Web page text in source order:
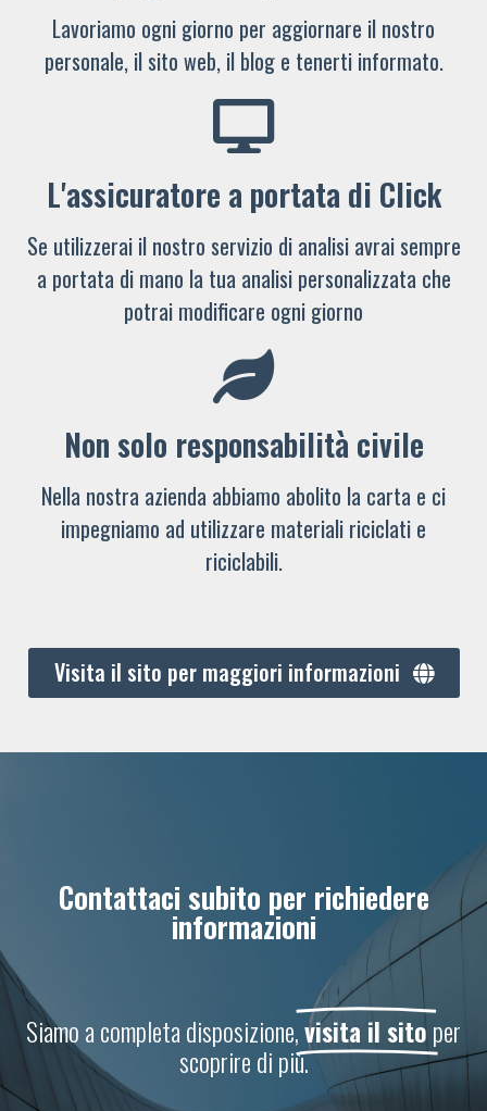
Lavoriamo ogni giorno per aggiornare il nostro
personale, il sito web, il blog e tenerti informato.
L'assicuratore a portata di Click
Se utilizzerai il nostro servizio di analisi avrai sempre
a portata di mano la tua analisi personalizzata che
potrai modificare ogni giorno
Non solo responsabilità civile
Nella nostra azienda abbiamo abolito la carta e ci
impegniamo ad utilizzare materiali riciclati e
riciclabili.
Visita il sito per maggiori informazioni
Contattaci subito per richiedere
informazioni
Siamo a completa disposizione,visita il sitoper
scoprire di più.